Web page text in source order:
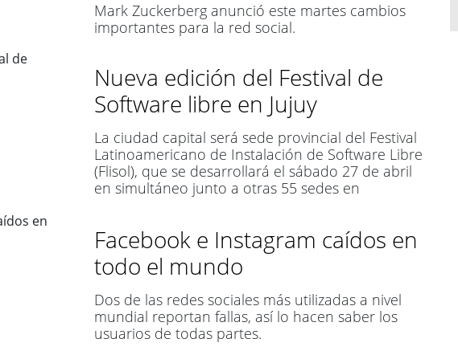
Mark Zuckerberg anunció este martes cambios
importantes para la red social.
Nueva edición del Festival de
Software libre en Jujuy
La ciudad capital será sede provincial del Festival
Latinoamericano de Instalación de Software Libre
(Flisol), que se desarrollará el sábado 27 de abril
en simultáneo junto a otras 55 sedes en
Facebook e Instagram caídos en
todo el mundo
Dos de las redes sociales más utilizadas a nivel
mundial reportan fallas, así lo hacen saber los
usuarios de todas partes.